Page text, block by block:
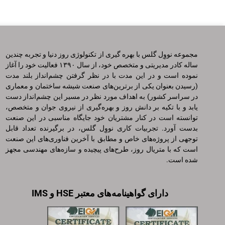
مجموعه نووِل گلس با بهره گیری از تکنولوژی روز دنیا و تجربه چندین
ساله کادر مدیریتی و متخصص خود، از سال ۱۳۹۰ فعالیت خود را آغاز
نموده است و در این مدت با در نظر گرفتن چشم‌انداز بلند مدت
(‌رسیدن بعنوان یکی از برترین‌های صنعت شیشه ساختمان و معماری
در سراسر کشور‌) به اهداف مورد نظر در مسیر این چشم‌انداز دست
یابد و با تکیه بر دانش روز و بهره‌گیری از نیروی جوان و متخصص،
توانسته است در کنار مشتریان خود جایگاه مناسبی در این صنعت
بدست آورد. تجربیات کاری نووِل گلس، در برگیرنده تعداد قابل
توجهی از پروژه‌های خاص و مطابق با آخرین فناوری‌های این صنعت
است که با متریال روز، طرح‌های پیچیده و سازه‌های مهندسی مجهز
شده است.
دارای گواهینامه‌های معتبر HSE و IMS